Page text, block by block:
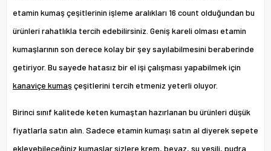
etamin kumaşçeşitlerinin işleme aralıkları 16 count olduğundan bu
ürünleri rahatlıkla tercih edebilirsiniz. Geniş kareli olması etamin
kumaşlarının son derece kolay bir şey sayılabilmesini beraberinde
getiriyor. Bu sayede hatasız bir el işi çalışması yapabilmek için
kanaviçe kumaşçeşitlerini tercih etmeniz yeterli oluyor.
Birinci sınıf kalitede keten kumaştan hazırlanan bu ürünleri düşük
fiyatlarla satın alın. Sadece etamin kumaşı satın al diyerek sepete
ekleyebileceğiniz kumaşlar sizlere krem, beyaz, su yeşili, pudra